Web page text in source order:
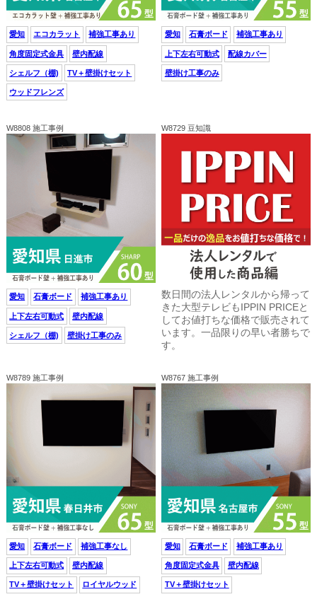
愛知 エコカラット 補強工事あり
角度固定式金具 壁内配線
シェルフ（棚) TV＋壁掛けセット
ウッドフレンズ
愛知 石膏ボード 補強工事あり
上下左右可動式 配線カバー
壁掛け工事のみ
W8808 施工事例
愛知 石膏ボード 補強工事あり
上下左右可動式 壁内配線
シェルフ（棚) 壁掛け工事のみ
W8729 豆知識
数日間の法人レンタルから帰って
きた大型テレビもIPPIN PRICEと
してお値打ちな価格で販売されて
います。一品限りの早い者勝ちで
す。
W8789 施工事例
愛知 石膏ボード 補強工事なし
上下左右可動式 壁内配線
TV＋壁掛けセット ロイヤルウッド
W8767 施工事例
愛知 石膏ボード 補強工事あり
角度固定式金具 壁内配線
TV＋壁掛けセット